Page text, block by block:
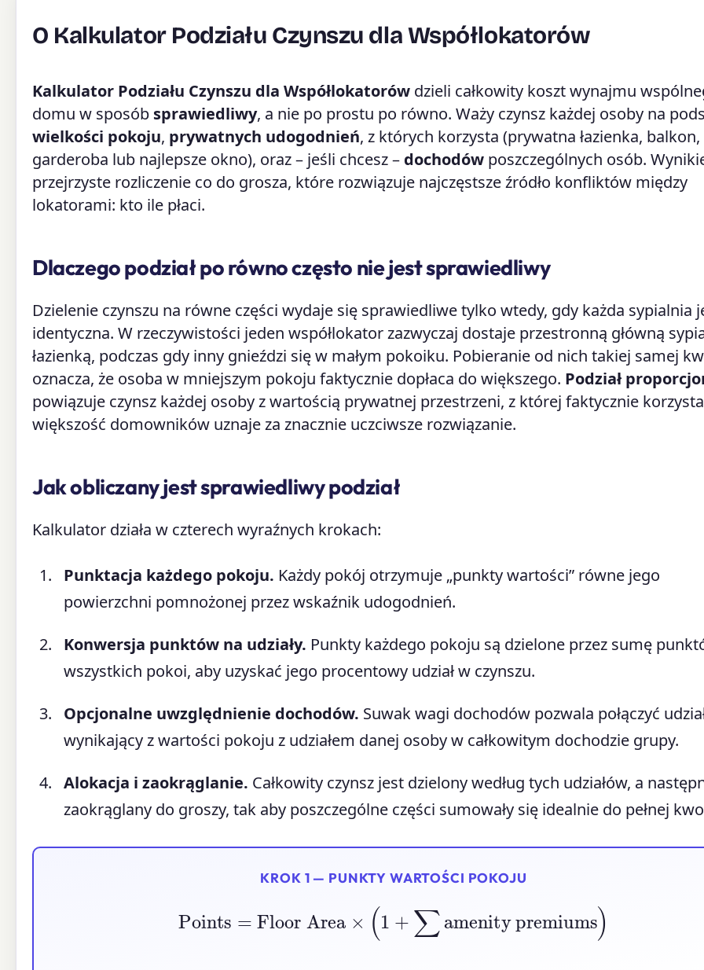
O Kalkulator Podziału Czynszu dla Współlokatorów
Kalkulator Podziału Czynszu dla Współlokatorów dzieli całkowity koszt wynajmu
domu w sposób sprawiedliwy, a nie po prostu po równo. Waży czynsz każdej osoby na
wielkości pokoju, prywatnych udogodnień, z których korzysta (prywatna łazienka, balkon,
garderoba lub najlepsze okno), oraz – jeśli chcesz – dochodów poszczególnych osób.
przejrzyste rozliczenie co do grosza, które rozwiązuje najczęstsze źródło konfliktów między
lokatorami: kto ile płaci.
Dlaczego podział po równo często nie jest sprawiedliwy
Dzielenie czynszu na równe części wydaje się sprawiedliwe tylko wtedy, gdy każda sypialnia
identyczna. W rzeczywistości jeden współlokator zazwyczaj dostaje przestronną główną
łazienką, podczas gdy inny gnieździ się w małym pokoiku. Pobieranie od nich takiej samej
oznacza, że osoba w mniejszym pokoju faktycznie dopłaca do większego. Podział
powiązuje czynsz każdej osoby z wartością prywatnej przestrzeni, z której faktycznie
większość domowników uznaje za znacznie uczciwsze rozwiązanie.
Jak obliczany jest sprawiedliwy podział
Kalkulator działa w czterech wyraźnych krokach:
Punktacja każdego pokoju. Każdy pokój otrzymuje „punkty wartości” równe jego
powierzchni pomnożonej przez wskaźnik udogodnień.
Konwersja punktów na udziały. Punkty każdego pokoju są dzielone przez sumę
wszystkich pokoi, aby uzyskać jego procentowy udział w czynszu.
Opcjonalne uwzględnienie dochodów. Suwak wagi dochodów pozwala połączyć
wynikający z wartości pokoju z udziałem danej osoby w całkowitym dochodzie grupy.
Alokacja i zaokrąglanie. Całkowity czynsz jest dzielony według tych udziałów, a
zaokrąglany do groszy, tak aby poszczególne części sumowały się idealnie do pełnej
KROK 1 — PUNKTY WARTOŚCI POKOJU
(1 amenity premiums